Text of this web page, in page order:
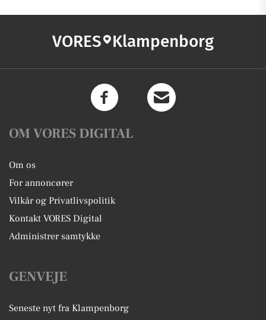
VORES Klampenborg
OM VORES DIGITAL
Om os
For annoncører
Vilkår og Privatlivspolitik
Kontakt VORES Digital
Administrer samtykke
GENVEJE
Seneste nyt fra Klampenborg